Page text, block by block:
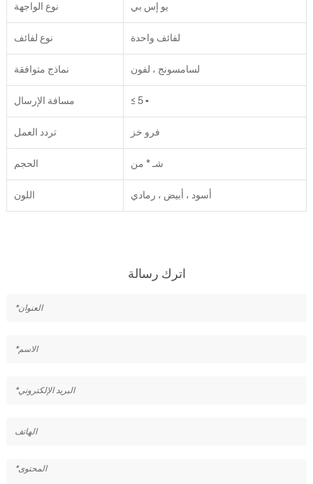
نوع الواجهة يو إس بي
نوع لفائف لفائف واحدة
نماذج متوافقة لسامسونج ، لفون
مسافة الإرسال ≤ 5 ▪
تردد العمل فرو خز
الحجم شـ * من
اللون أسود ، أبيض ، رمادي
اترك رسالة